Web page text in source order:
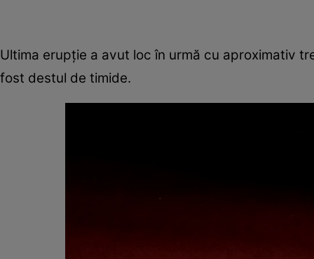
Ultima erupție a avut loc în urmă cu aproximativ
fost destul de timide.